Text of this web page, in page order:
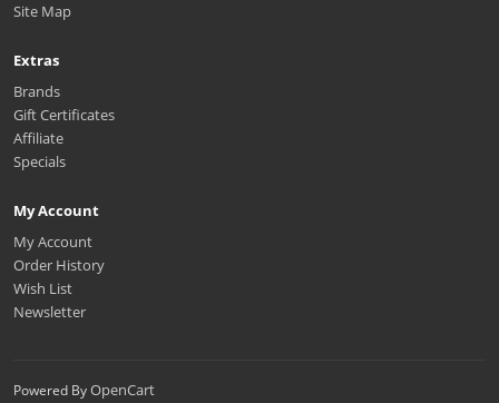
Site Map
Extras
Brands
Gift Certificates
Affiliate
Specials
My Account
My Account
Order History
Wish List
Newsletter
Powered ByOpenCart